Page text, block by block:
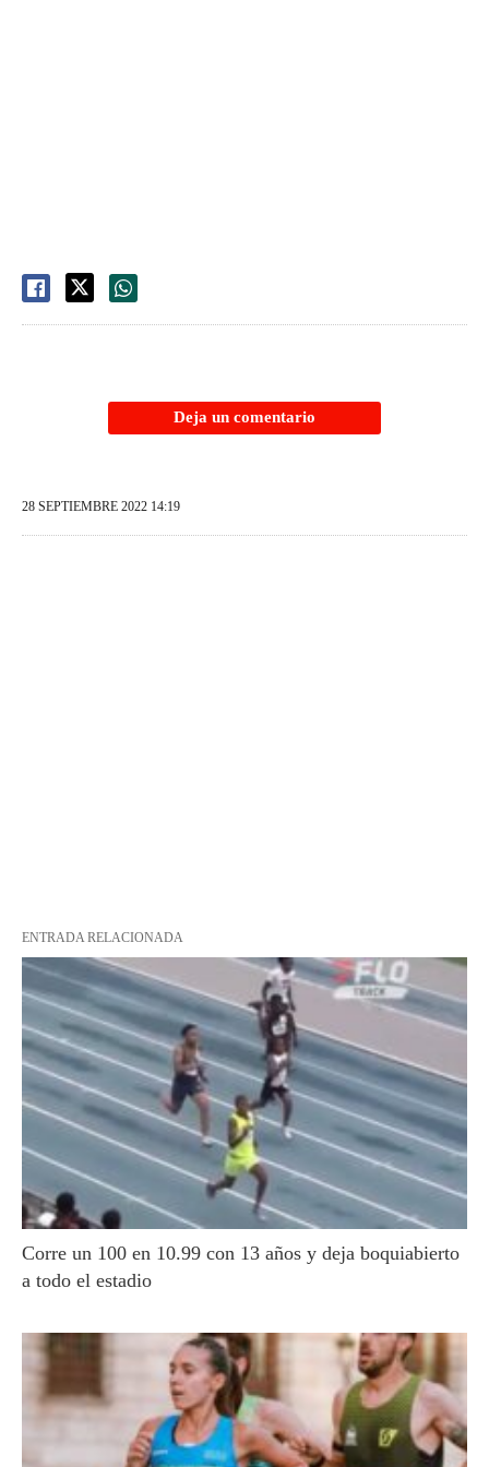
Deja un comentario
28 SEPTIEMBRE 2022 14:19
ENTRADA RELACIONADA
Corre un 100 en 10.99 con 13 años y deja boquiabierto
a todo el estadio